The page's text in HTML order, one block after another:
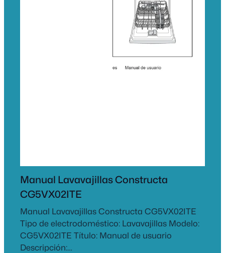
Manual Lavavajillas Constructa
CG5VX02ITE
Manual Lavavajillas Constructa CG5VX02ITE
Tipo de electrodoméstico: Lavavajillas Modelo:
CG5VX02ITE Título: Manual de usuario
Descripción:…